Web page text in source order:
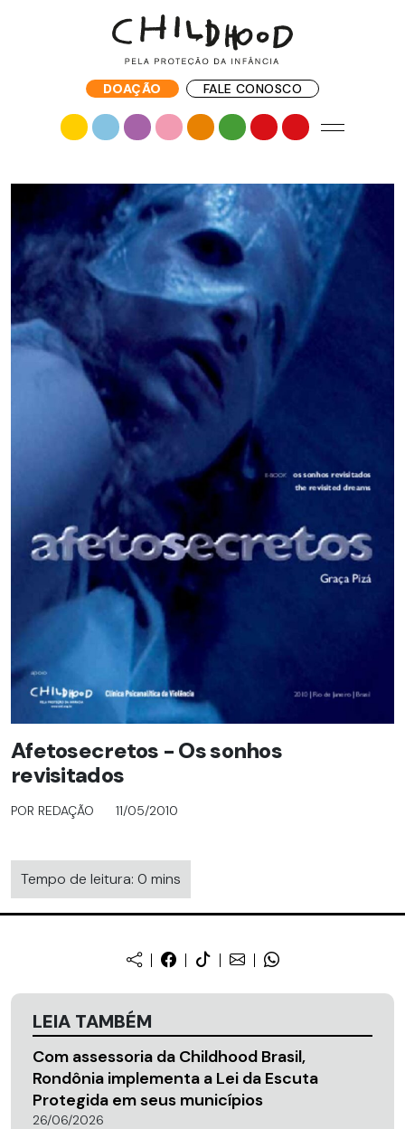
DOAÇÃO FALE CONOSCO
Afetosecretos - Os sonhos
revisitados
POR REDAÇÃO 11/05/2010
Tempo de leitura: 0 mins
LEIA TAMBÉM
Com assessoria da Childhood Brasil,
Rondônia implementa a Lei da Escuta
Protegida em seus municípios
26/06/2026